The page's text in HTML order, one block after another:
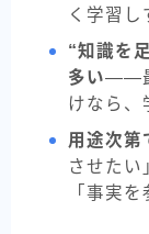
く学習
“知識を
多い——
けなら、
用途次第
させたい
「事実